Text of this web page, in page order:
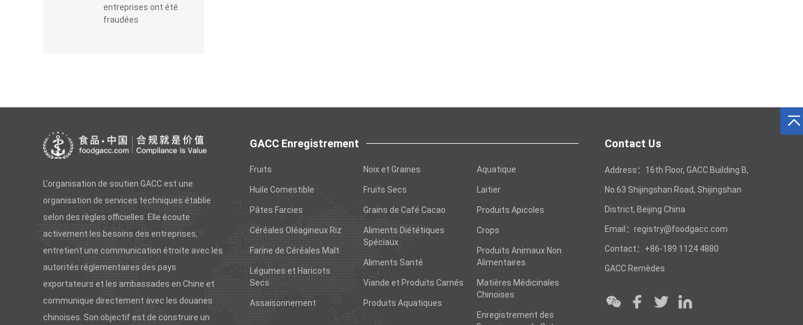
entreprises ont été
fraudées
L'organisation de soutien GACC est une
organisation de services techniques établie
selon des règles officielles. Elle écoute
activement les besoins des entreprises,
entretient une communication étroite avec les
autorités réglementaires des pays
exportateurs et les ambassades en Chine et
communique directement avec les douanes
chinoises. Son objectif est de construire un
GACC Enregistrement
Fruits
Huile Comestible
Pâtes Farcies
Céréales Oléagineux Riz
Farine de Céréales Malt
Légumes et Haricots
Secs
Assaisonnement
Noix et Graines
Fruits Secs
Grains de Café Cacao
Aliments Diététiques
Spéciaux
Aliments Santé
Viande et Produits Carnés
Produits Aquatiques
Aquatique
Laitier
Produits Apicoles
Crops
Produits Animaux Non
Alimentaires
Matières Médicinales
Chinoises
Enregistrement des
Contact Us
Address：16th Floor, GACC Building B,
No.63 Shijingshan Road, Shijingshan
District, Beijing China
Email：registry@foodgacc.com
Contact：+86-189 1124 4880
GACC Remèdes